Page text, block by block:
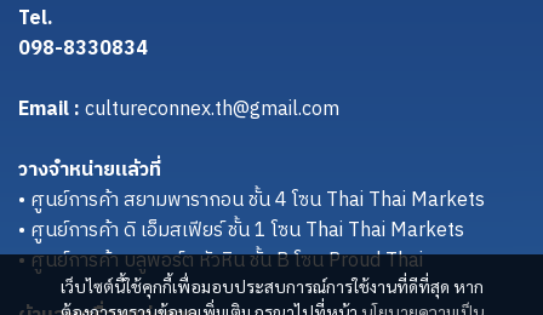
เว็บไซต์นี้ใช้คุกกี้เพื่อมอบประสบการณ์การใช้งานที่ดีที่สุด หาก
Tel.
098-8330834
Email :cultureconnex.th@gmail.com
วางจำหน่ายแล้วที่
• ศูนย์การค้า สยามพารากอน ชั้น 4 โซน Thai Thai Markets
• ศูนย์การค้า ดิ เอ็มสเฟียร์ ชั้น 1 โซน Thai Thai Markets
• ศูนย์การค้า บลูพอร์ต หัวหิน ชั้น B โซน Proud Thai